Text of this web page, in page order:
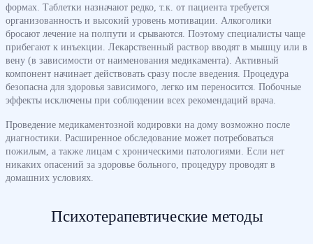
формах. Таблетки назначают редко, т.к. от пациента требуется
организованность и высокий уровень мотивации. Алкоголики
бросают лечение на полпути и срываются. Поэтому специалисты чаще
прибегают к инъекции. Лекарственный раствор вводят в мышцу или в
вену (в зависимости от наименования медикамента). Активный
компонент начинает действовать сразу после введения. Процедура
безопасна для здоровья зависимого, легко им переносится. Побочные
эффекты исключены при соблюдении всех рекомендаций врача.
Проведение медикаментозной кодировки на дому возможно после
диагностики. Расширенное обследование может потребоваться
пожилым, а также лицам с хроническими патологиями. Если нет
никаких опасений за здоровье больного, процедуру проводят в
домашних условиях.
Психотерапевтические методы